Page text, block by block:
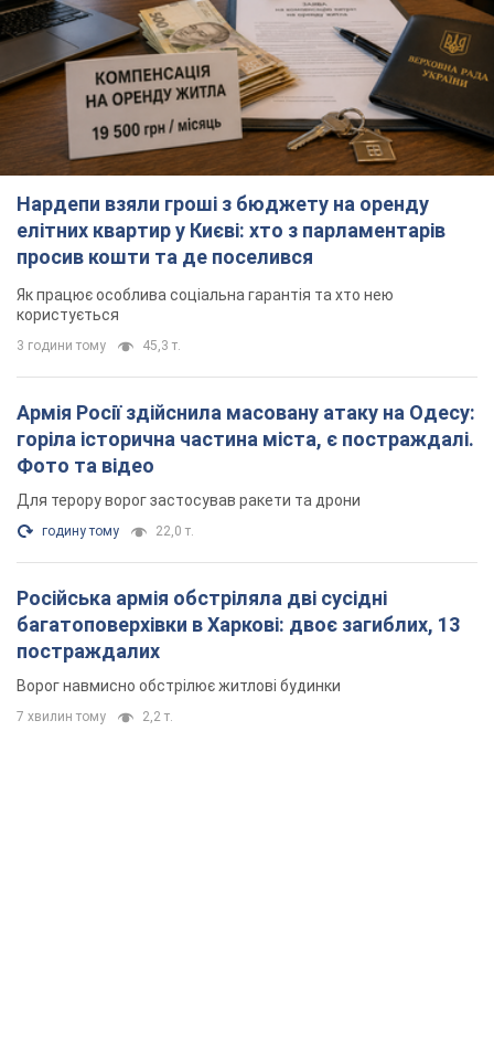
Нардепи взяли гроші з бюджету на оренду
елітних квартир у Києві: хто з парламентарів
просив кошти та де поселився
Як працює особлива соціальна гарантія та хто нею
користується
3 години тому 45,3 т.
Армія Росії здійснила масовану атаку на Одесу:
горіла історична частина міста, є постраждалі.
Фото та відео
Для терору ворог застосував ракети та дрони
годину тому 22,0 т.
Російська армія обстріляла дві сусідні
багатоповерхівки в Харкові: двоє загиблих, 13
постраждалих
Ворог навмисно обстрілює житлові будинки
7 хвилин тому 2,2 т.